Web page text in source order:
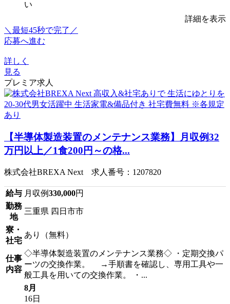
い
詳細を表示
＼最短45秒で完了／
応募へ進む
詳しく
見る
プレミア求人
【半導体製造装置のメンテナンス業務】月収例32
万円以上／1食200円～の格...
株式会社BREXA Next 求人番号：1207820
給与 月収例330,000円
勤務
地
三重県 四日市市
寮・
社宅
あり（無料）
仕事
内容
◇半導体製造装置のメンテナンス業務◇ ・定期交換パ
ーツの交換作業。 →手順書を確認し、専用工具や一
般工具を用いての交換作業。 ・...
8月
16日